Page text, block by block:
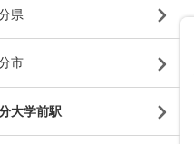
県
市
大学前駅